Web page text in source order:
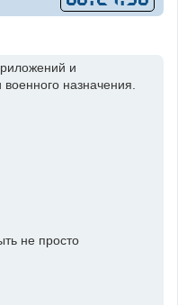
и
назначения.
не просто